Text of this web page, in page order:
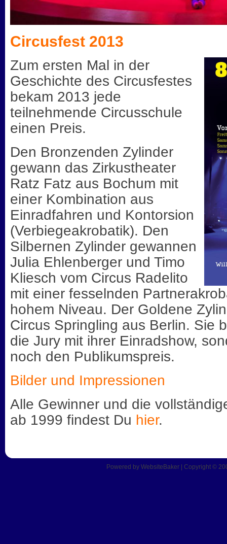
Circusfest 2013
Zum ersten Mal in der
Geschichte des Circusfestes
bekam 2013 jede
teilnehmende Circusschule
einen Preis.
Den Bronzenden Zylinder
gewann das Zirkustheater
Ratz Fatz aus Bochum mit
einer Kombination aus
Einradfahren und Kontorsion
(Verbiegeakrobatik). Den
Silbernen Zylinder gewannen
Julia Ehlenberger und Timo
Kliesch vom Circus Radelito
mit einer fesselnden
hohem Niveau. Der Goldene
Circus Springling aus Berlin. Sie
die Jury mit ihrer Einradshow,
noch den Publikumspreis.
Bilder und Impressionen
Alle Gewinner und die
ab 1999 findest Du hier.
Powered by WebsiteBaker| Copyright ©